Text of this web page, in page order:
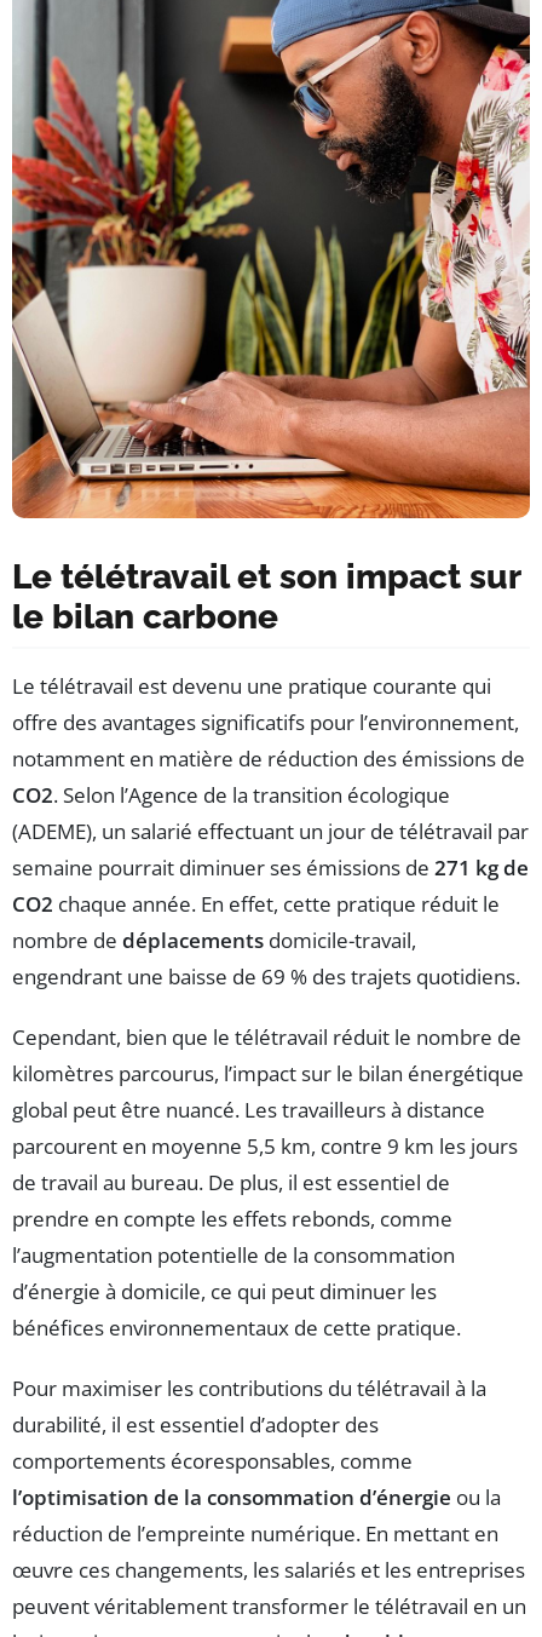
Le télétravail et son impact sur
le bilan carbone
Le télétravail est devenu une pratique courante qui
offre des avantages significatifs pour l’environnement,
notamment en matière de réduction des émissions de
CO2. Selon l’Agence de la transition écologique
(ADEME), un salarié effectuant un jour de télétravail par
semaine pourrait diminuer ses émissions de 271 kg de
CO2 chaque année. En effet, cette pratique réduit le
nombre de déplacements domicile-travail,
engendrant une baisse de 69 % des trajets quotidiens.
Cependant, bien que le télétravail réduit le nombre de
kilomètres parcourus, l’impact sur le bilan énergétique
global peut être nuancé. Les travailleurs à distance
parcourent en moyenne 5,5 km, contre 9 km les jours
de travail au bureau. De plus, il est essentiel de
prendre en compte les effets rebonds, comme
l’augmentation potentielle de la consommation
d’énergie à domicile, ce qui peut diminuer les
bénéfices environnementaux de cette pratique.
Pour maximiser les contributions du télétravail à la
durabilité, il est essentiel d’adopter des
comportements écoresponsables, comme
l’optimisation de la consommation d’énergie ou la
réduction de l’empreinte numérique. En mettant en
œuvre ces changements, les salariés et les entreprises
peuvent véritablement transformer le télétravail en un